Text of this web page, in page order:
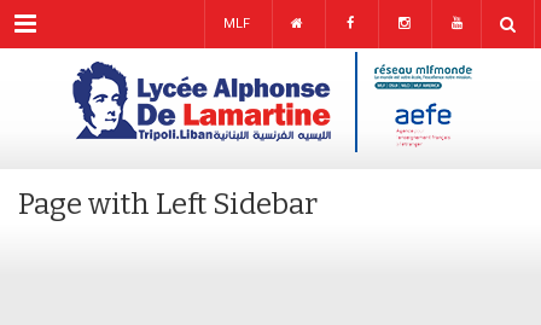
Menu MLF
Page with Left Sidebar